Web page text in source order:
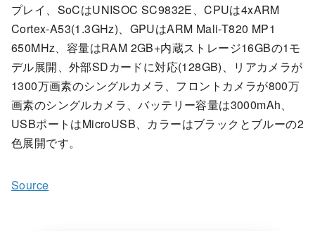
プレイ、SoCはUNISOC SC9832E、CPUは4xARM
Cortex-A53(1.3GHz)、GPUはARM Mali-T820 MP1
650MHz、容量はRAM 2GB+内蔵ストレージ16GBの1モ
デル展開、外部SDカードに対応(128GB)、リアカメラが
1300万画素のシングルカメラ、フロントカメラが800万
画素のシングルカメラ、バッテリー容量は3000mAh、
USBポートはMicroUSB、カラーはブラックとブルーの2
色展開です。
Source